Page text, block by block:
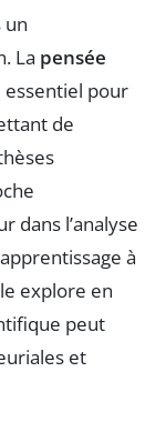
un
La pensée
pour
de
dans l’analyse
à
explore en
peut
et